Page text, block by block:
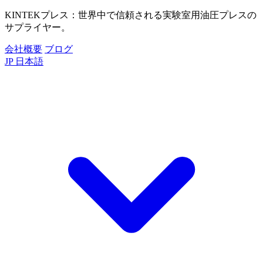
KINTEKプレス：世界中で信頼される実験室用油圧プレスの
サプライヤー。
会社概要 ブログ
JP 日本語